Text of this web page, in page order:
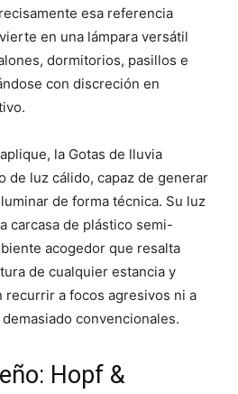
esa referencia
en una lámpara versátil
dormitorios, pasillos e
con discreción en
la Gotas de lluvia
de luz cálido, capaz de generar
de forma técnica. Su luz
carcasa de plástico semi-
acogedor que resalta
de cualquier estancia y
recurrir a focos agresivos ni a
convencionales.
Hopf &